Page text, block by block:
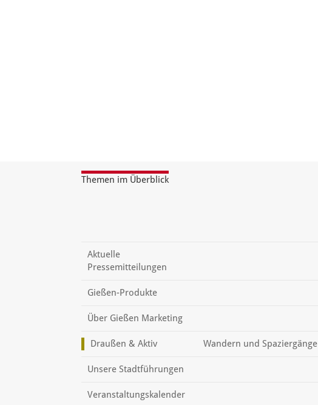
Themen im Überblick
Aktuelle
Pressemitteilungen
Gießen-Produkte
Über Gießen Marketing
Draußen & Aktiv Wandern und Spaziergänge
Unsere Stadtführungen
Veranstaltungskalender